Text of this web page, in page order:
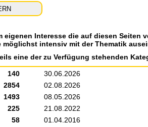
eigenen Interesse die auf diesen Seiten
intensiv mit der Thematik
eine der zu Verfügung stehenden
140 30.06.2026
2854 02.08.2026
1493 08.05.2026
225 21.08.2022
58 01.04.2016